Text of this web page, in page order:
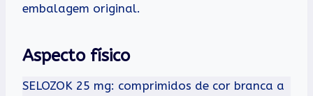
embalagem original.
Aspecto físico
SELOZOK 25 mg: comprimidos de cor branca a